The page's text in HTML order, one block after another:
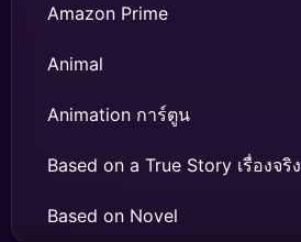
Amazon Prime
Animal
Animation การ์ตูน
Based on a True Story เรื่องจริง
Based on Novel